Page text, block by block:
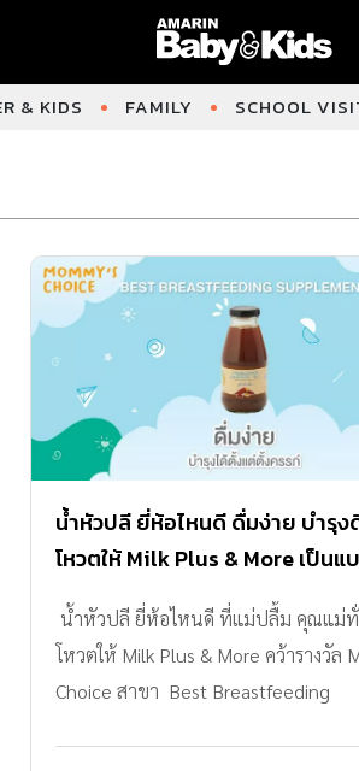
& KIDS FAMILY SCHOOL
น้ำหัวปลี ยี่ห้อไหนดี ดื่มง่าย บำรุ
โหวตให้ Milk Plus & More เป็นแ
อันดับหนึ่งในดวงใจ
น้ำหัวปลี ยี่ห้อไหนดี ที่แม่ปลื้ม คุณแม่ทั่
โหวตให้ Milk Plus & More คว้ารางวัล
Choice สาขา Best Breastfeeding